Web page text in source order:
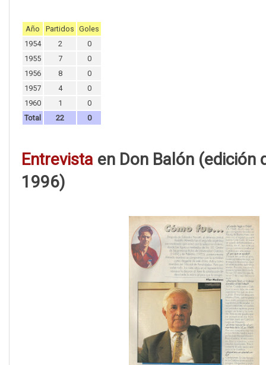
Año Partidos Goles
1954
2
0
1955
7
0
1956
8
0
1957
4
0
1960
1
0
Total
22 0
Entrevista en Don Balón (edición
1996)